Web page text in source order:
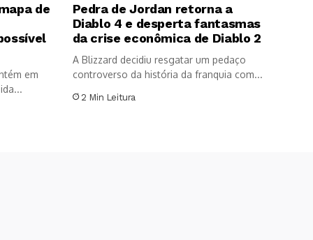
de
em
Pedra de Jordan retorna a
Diablo 4 e desperta fantasmas
da crise econômica de Diablo 2
A Blizzard decidiu resgatar um pedaço
controverso da história da franquia com...
2 Min Leitura